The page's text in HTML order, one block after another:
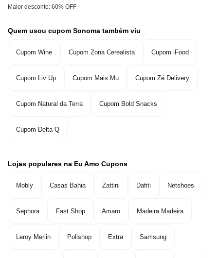
Maior desconto: 60% OFF
Quem usou cupom Sonoma também viu
Cupom Wine Cupom Zona Cerealista Cupom iFood
Cupom Liv Up Cupom Mais Mu Cupom Zé Delivery
Cupom Natural da Terra Cupom Bold Snacks
Cupom Delta Q
Lojas populares na Eu Amo Cupons
Mobly Casas Bahia Zattini Dafiti Netshoes
Sephora Fast Shop Amaro Madeira Madeira
Leroy Merlin Polishop Extra Samsung